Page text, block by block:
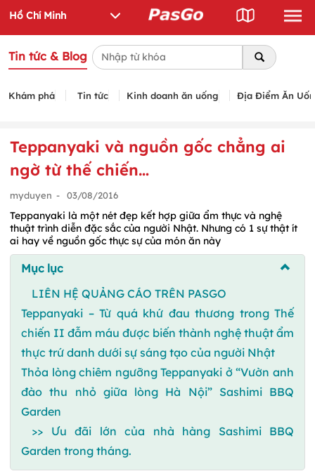
Tin tức & Blog
Khám phá Tin tức Kinh doanh ăn uống Địa Điểm Ăn
Teppanyaki và nguồn gốc chẳng ai
ngờ từ thế chiến…
myduyen - 03/08/2016
Teppanyaki là một nét đẹp kết hợp giữa ẩm thực và nghệ
thuật trình diễn đặc sắc của người Nhật. Nhưng có 1 sự thật ít
ai hay về nguồn gốc thực sự của món ăn này
Mục lục
LIÊN HỆ QUẢNG CÁO TRÊN PASGO
Teppanyaki – Từ quá khứ đau thương trong Thế
chiến II đẫm máu được biến thành nghệ thuật ẩm
thực trứ danh dưới sự sáng tạo của người Nhật
Thỏa lòng chiêm ngưỡng Teppanyaki ở “Vườn anh
đào thu nhỏ giữa lòng Hà Nội” Sashimi BBQ
Garden
>> Ưu đãi lớn của nhà hàng Sashimi BBQ
Garden trong tháng.